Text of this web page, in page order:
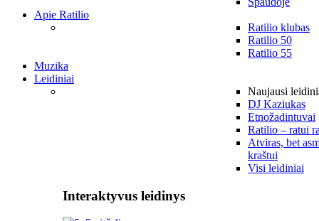
Apie Ratilio
Ratilio klubas
Ratilio 50
Ratilio 55
Muzika
Leidiniai
Naujausi
DJ Kaziukas
Etnožadintuvai
Ratilio – ratui
Atviras, bet
kraštui
Visi leidiniai
Interaktyvus leidinys